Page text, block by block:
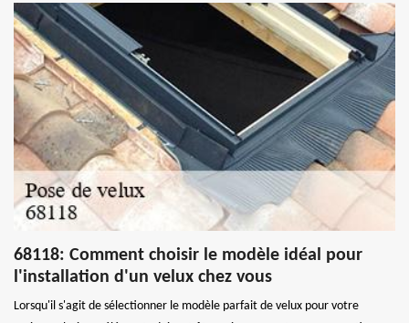
68118: Comment choisir le modèle idéal pour
l'installation d'un velux chez vous
Lorsqu'il s'agit de sélectionner le modèle parfait de velux pour votre